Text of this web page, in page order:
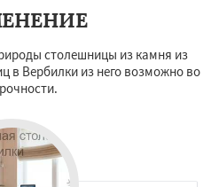
столешницы из камня из
в Вербилки из него возможно во